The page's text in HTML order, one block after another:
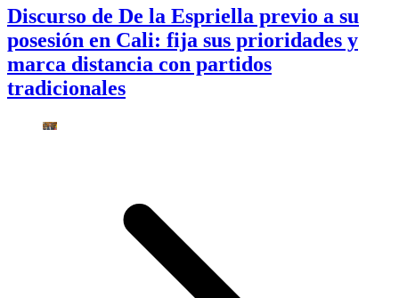
Discurso de De la Espriella previo a su
posesión en Cali: fija sus prioridades y
marca distancia con partidos
tradicionales